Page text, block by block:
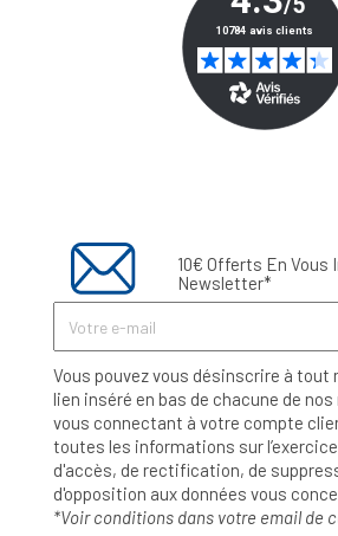
10€ Offerts En Vous
Newsletter*
Vous pouvez vous désinscrire à tout
lien inséré en bas de chacune de
vous connectant à votre compte
toutes les informations sur
d'accès, de rectification, de
d'opposition aux données vous
*Voir conditions dans votre email de